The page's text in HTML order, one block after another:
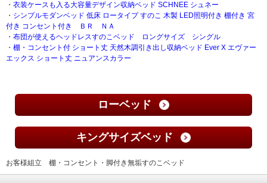
・ 衣装ケースも入る大容量デザイン収納ベッド SCHNEE シュネー
・ シンプルモダンベッド 低床 ロータイプ すのこ 木製 LED照明付き 棚付き 宮
付き コンセント付き ＢＲ ＮＡ
・ 布団が使えるヘッドレスすのこベッド ロングサイズ シングル
・ 棚・コンセント付 ショート丈 天然木調引き出し収納ベッド Ever X エヴァー
エックス ショート丈 ニュアンスカラー
ローベッド
キングサイズベッド
お客様組立 棚・コンセント・脚付き無垢すのこベッド